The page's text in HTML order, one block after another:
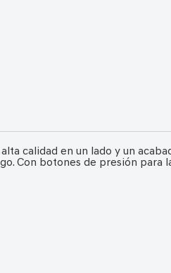
calidad en un lado y un
Con botones de presión para